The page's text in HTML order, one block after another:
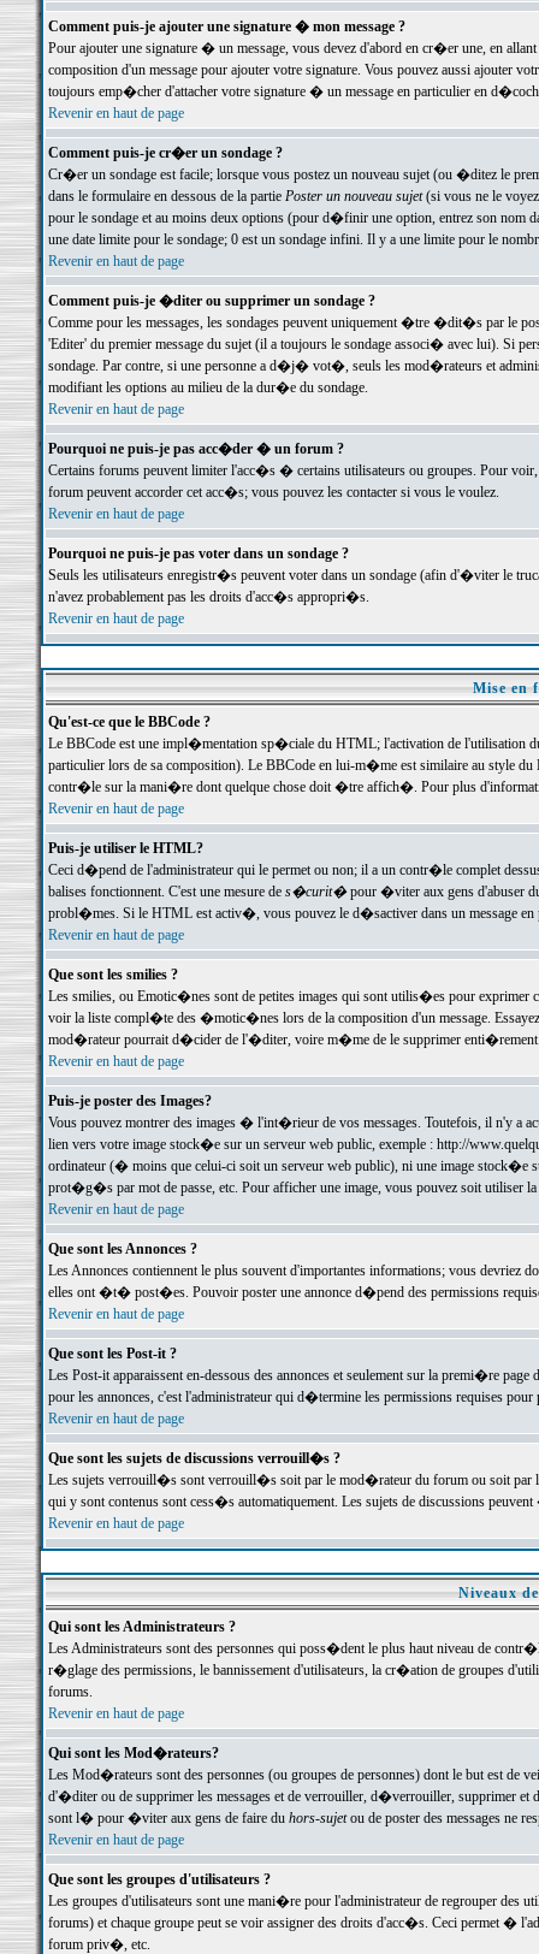
Comment puis-je ajouter une signature � mon message ?
Pour ajouter une signature � un message, vous devez d'abord en cr�er une, en
composition d'un message pour ajouter votre signature. Vous pouvez aussi ajouter
toujours emp�cher d'attacher votre signature � un message en particulier en
Revenir en haut de page
Comment puis-je cr�er un sondage ?
Cr�er un sondage est facile; lorsque vous postez un nouveau sujet (ou �ditez le
dans le formulaire en dessous de la partie Poster un nouveau sujet(si vous ne le voyez
pour le sondage et au moins deux options (pour d�finir une option, entrez son nom
une date limite pour le sondage; 0 est un sondage infini. Il y a une limite pour le
Revenir en haut de page
Comment puis-je �diter ou supprimer un sondage ?
Comme pour les messages, les sondages peuvent uniquement �tre �dit�s par le
'Editer' du premier message du sujet (il a toujours le sondage associ� avec lui). Si
sondage. Par contre, si une personne a d�j� vot�, seuls les mod�rateurs et
modifiant les options au milieu de la dur�e du sondage.
Revenir en haut de page
Pourquoi ne puis-je pas acc�der � un forum ?
Certains forums peuvent limiter l'acc�s � certains utilisateurs ou groupes. Pour
forum peuvent accorder cet acc�s; vous pouvez les contacter si vous le voulez.
Revenir en haut de page
Pourquoi ne puis-je pas voter dans un sondage ?
Seuls les utilisateurs enregistr�s peuvent voter dans un sondage (afin d'�viter le
n'avez probablement pas les droits d'acc�s appropri�s.
Revenir en haut de page
Mise en
Qu'est-ce que le BBCode ?
Le BBCode est une impl�mentation sp�ciale du HTML; l'activation de l'utilisation
particulier lors de sa composition). Le BBCode en lui-m�me est similaire au style
contr�le sur la mani�re dont quelque chose doit �tre affich�. Pour plus
Revenir en haut de page
Puis-je utiliser le HTML?
Ceci d�pend de l'administrateur qui le permet ou non; il a un contr�le complet
balises fonctionnent. C'est une mesure de s�curit�pour �viter aux gens d'abuser
probl�mes. Si le HTML est activ�, vous pouvez le d�sactiver dans un message en
Revenir en haut de page
Que sont les smilies ?
Les smilies, ou Emotic�nes sont de petites images qui sont utilis�es pour exprimer
voir la liste compl�te des �motic�nes lors de la composition d'un message.
mod�rateur pourrait d�cider de l'�diter, voire m�me de le supprimer
Revenir en haut de page
Puis-je poster des Images?
Vous pouvez montrer des images � l'int�rieur de vos messages. Toutefois, il n'y a
lien vers votre image stock�e sur un serveur web public, exemple : http://
ordinateur (� moins que celui-ci soit un serveur web public), ni une image stock�e
prot�g�s par mot de passe, etc. Pour afficher une image, vous pouvez soit
Revenir en haut de page
Que sont les Annonces ?
Les Annonces contiennent le plus souvent d'importantes informations; vous devriez
elles ont �t� post�es. Pouvoir poster une annonce d�pend des permissions
Revenir en haut de page
Que sont les Post-it ?
Les Post-it apparaissent en-dessous des annonces et seulement sur la premi�re
pour les annonces, c'est l'administrateur qui d�termine les permissions requises pour
Revenir en haut de page
Que sont les sujets de discussions verrouill�s ?
Les sujets verrouill�s sont verrouill�s soit par le mod�rateur du forum ou soit par
qui y sont contenus sont cess�s automatiquement. Les sujets de discussions
Revenir en haut de page
Niveaux
Qui sont les Administrateurs ?
Les Administrateurs sont des personnes qui poss�dent le plus haut niveau de
r�glage des permissions, le bannissement d'utilisateurs, la cr�ation de groupes
forums.
Revenir en haut de page
Qui sont les Mod�rateurs?
Les Mod�rateurs sont des personnes (ou groupes de personnes) dont le but est de
d'�diter ou de supprimer les messages et de verrouiller, d�verrouiller, supprimer
sont l� pour �viter aux gens de faire du hors-sujetou de poster des messages ne
Revenir en haut de page
Que sont les groupes d'utilisateurs ?
Les groupes d'utilisateurs sont une mani�re pour l'administrateur de regrouper des
forums) et chaque groupe peut se voir assigner des droits d'acc�s. Ceci permet
forum priv�, etc.